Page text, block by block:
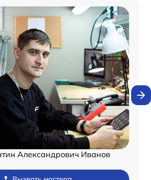
Александрович Иванов